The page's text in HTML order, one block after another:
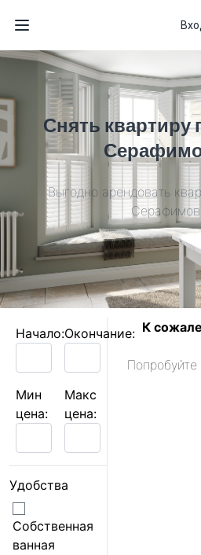
Открыть меню
Снять квартиру
Выгодно арендовать
Начало:Окончание:
Мин
цена:
Макс
цена:
Удобства
Собственная
ванная
К
Попробуйте